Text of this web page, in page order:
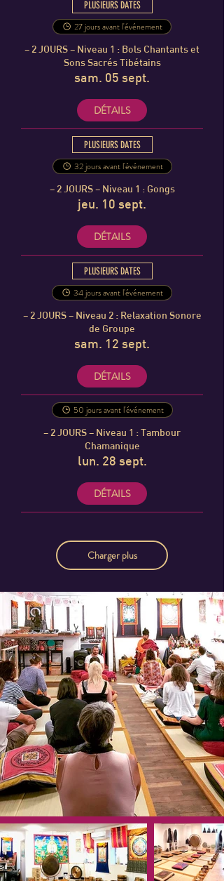
PLUSIEURS DATES
27 jours avant l'événement
– 2 JOURS – Niveau 1 : Bols Chantants et
Sons Sacrés Tibétains
sam. 05 sept.
DÉTAILS
PLUSIEURS DATES
32 jours avant l'événement
– 2 JOURS – Niveau 1 : Gongs
jeu. 10 sept.
DÉTAILS
PLUSIEURS DATES
34 jours avant l'événement
– 2 JOURS – Niveau 2 : Relaxation Sonore
de Groupe
sam. 12 sept.
DÉTAILS
50 jours avant l'événement
– 2 JOURS – Niveau 1 : Tambour
Chamanique
lun. 28 sept.
DÉTAILS
Charger plus